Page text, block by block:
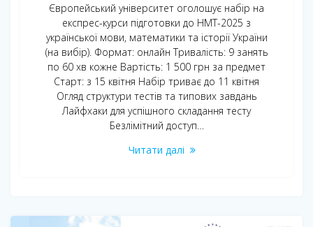
Європейський університет оголошує набір на
експрес-курси підготовки до НМТ-2025 з
української мови, математики та історії України
(на вибір). Формат: онлайн Тривалість: 9 занять
по 60 хв кожне Вартість: 1 500 грн за предмет
Старт: з 15 квітня Набір триває до 11 квітня
Огляд структури тестів та типових завдань
Лайфхаки для успішного складання тесту
Безлімітний доступ…
Читати далі